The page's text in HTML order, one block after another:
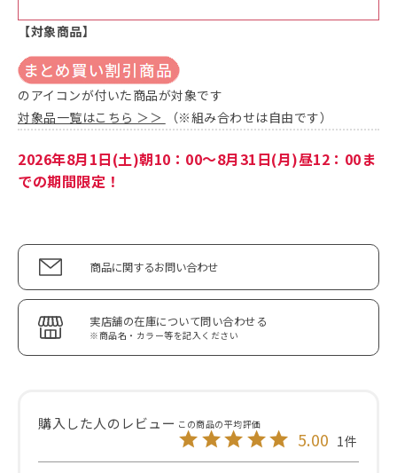
【対象商品】
のアイコンが付いた商品が対象です
対象品一覧はこちら ＞＞
（※組み合わせは自由です）
2026年8月1日(土)朝10：00～8月31日(月)昼12：00ま
での期間限定！
商品に関するお問い合わせ
実店舗の在庫について問い合わせる
※商品名・カラー等を記入ください
5.00 1